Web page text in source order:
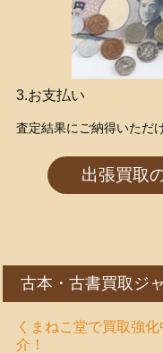
3.お支払い
査定結果にご納得いただ
出張買取
古本・古書買取ジ
くまねこ堂で買取強
介！